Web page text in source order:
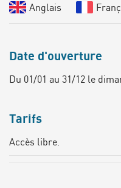
Anglais
Date d'ouverture
Du 01/01 au 31/12 le
Tarifs
Accès libre.